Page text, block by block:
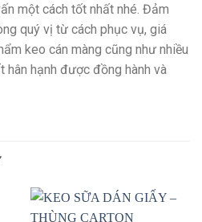
một cách tốt nhất nhé. Đảm
quý vị từ cách phục vụ, giá
keo cán màng cũng như nhiều
hân hạnh được đồng hành và